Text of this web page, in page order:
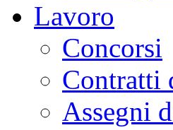
Lavoro
Concorsi
Contratti
Assegni